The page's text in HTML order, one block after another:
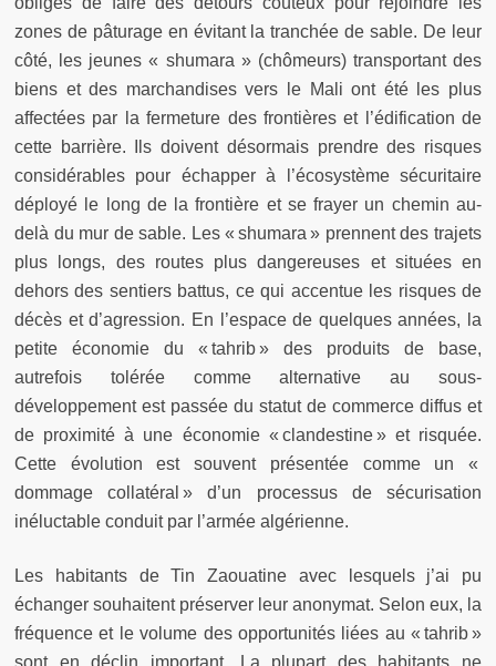
zones de pâturage en évitant la tranchée de sable. De leur
côté, les jeunes « shumara » (chômeurs) transportant des
biens et des marchandises vers le Mali ont été les plus
affectées par la fermeture des frontières et l’édification de
cette barrière. Ils doivent désormais prendre des risques
considérables pour échapper à l’écosystème sécuritaire
déployé le long de la frontière et se frayer un chemin au-
delà du mur de sable. Les « shumara » prennent des trajets
plus longs, des routes plus dangereuses et situées en
dehors des sentiers battus, ce qui accentue les risques de
décès et d’agression. En l’espace de quelques années, la
petite économie du « tahrib » des produits de base,
autrefois tolérée comme alternative au sous-
développement est passée du statut de commerce diffus et
de proximité à une économie « clandestine » et risquée.
Cette évolution est souvent présentée comme un «
dommage collatéral » d’un processus de sécurisation
inéluctable conduit par l’armée algérienne.
Les habitants de Tin Zaouatine avec lesquels j’ai pu
échanger souhaitent préserver leur anonymat. Selon eux, la
fréquence et le volume des opportunités liées au « tahrib »
sont en déclin important. La plupart des habitants ne